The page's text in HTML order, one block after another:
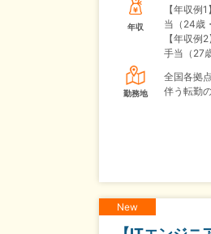
年収
【年収例1】
当（24歳
【年収例2
手当（27
勤務地
全国各拠
伴う転勤
New